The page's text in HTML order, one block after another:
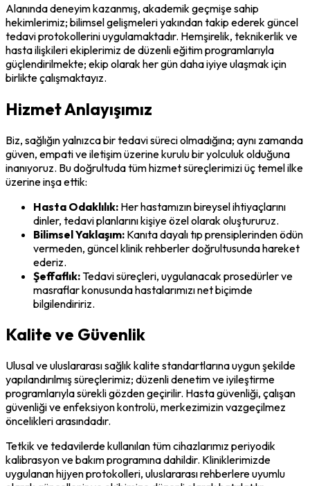
Alanında deneyim kazanmış, akademik geçmişe sahip
hekimlerimiz; bilimsel gelişmeleri yakından takip ederek güncel
tedavi protokollerini uygulamaktadır. Hemşirelik, teknikerlik ve
hasta ilişkileri ekiplerimiz de düzenli eğitim programlarıyla
güçlendirilmekte; ekip olarak her gün daha iyiye ulaşmak için
birlikte çalışmaktayız.
Hizmet Anlayışımız
Biz, sağlığın yalnızca bir tedavi süreci olmadığına; aynı zamanda
güven, empati ve iletişim üzerine kurulu bir yolculuk olduğuna
inanıyoruz. Bu doğrultuda tüm hizmet süreçlerimizi üç temel ilke
üzerine inşa ettik:
Hasta Odaklılık: Her hastamızın bireysel ihtiyaçlarını
dinler, tedavi planlarını kişiye özel olarak oluştururuz.
Bilimsel Yaklaşım: Kanıta dayalı tıp prensiplerinden ödün
vermeden, güncel klinik rehberler doğrultusunda hareket
ederiz.
Şeffaflık:Tedavi süreçleri, uygulanacak prosedürler ve
masraflar konusunda hastalarımızı net biçimde
bilgilendiririz.
Kalite ve Güvenlik
Ulusal ve uluslararası sağlık kalite standartlarına uygun şekilde
yapılandırılmış süreçlerimiz; düzenli denetim ve iyileştirme
programlarıyla sürekli gözden geçirilir. Hasta güvenliği, çalışan
güvenliği ve enfeksiyon kontrolü, merkezimizin vazgeçilmez
öncelikleri arasındadır.
Tetkik ve tedavilerde kullanılan tüm cihazlarımız periyodik
kalibrasyon ve bakım programına dahildir. Kliniklerimizde
uygulanan hijyen protokolleri, uluslararası rehberlere uyumlu